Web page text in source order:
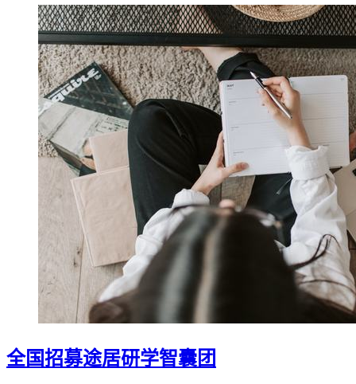
全国招募途居研学智囊团